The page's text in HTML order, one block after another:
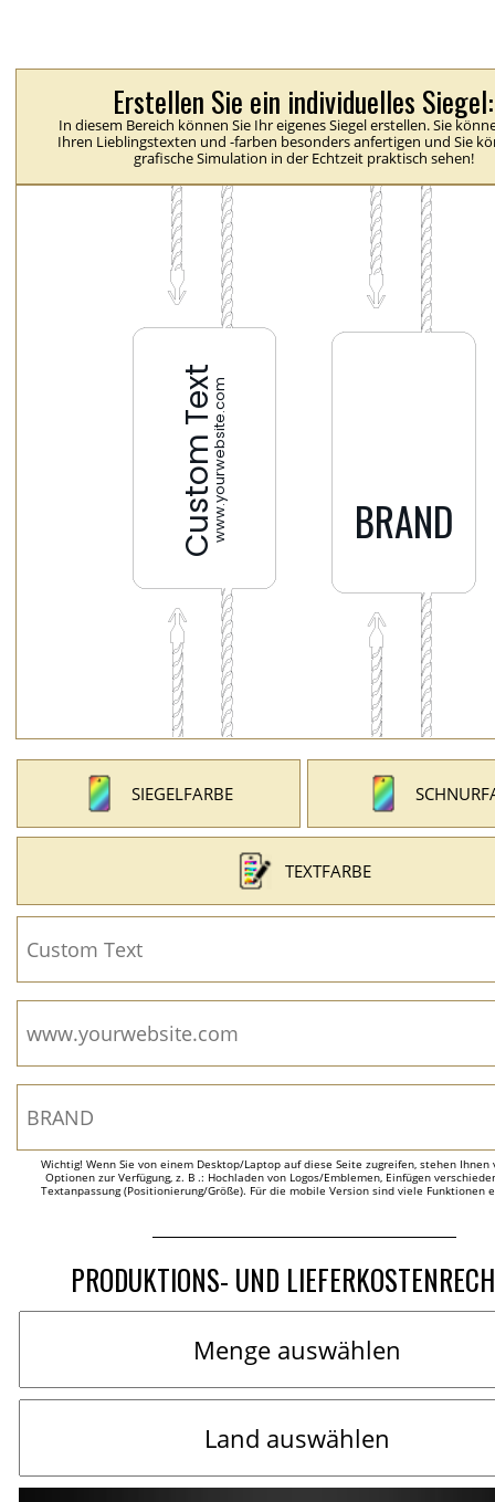
Erstellen Sie ein individuelles Siegel:
In diesem Bereich können Sie Ihr eigenes Siegel erstellen. Sie
Ihren Lieblingstexten und -farben besonders anfertigen und Sie
grafische Simulation in der Echtzeit praktisch sehen!
SIEGELFARBE
TEXTFARBE
Wichtig! Wenn Sie von einem Desktop/Laptop auf diese Seite zugreifen, stehen Ihnen
Optionen zur Verfügung, z. B .: Hochladen von Logos/Emblemen, Einfügen
Textanpassung (Positionierung/Größe). Für die mobile Version sind viele Funktionen
PRODUKTIONS- UND